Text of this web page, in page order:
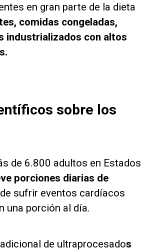
en gran parte de la dieta
comidas congeladas,
industrializados con altos
sobre los
de 6.800 adultos en Estados
porciones diarias de
sufrir eventos cardíacos
una porción al día.
de ultraprocesados